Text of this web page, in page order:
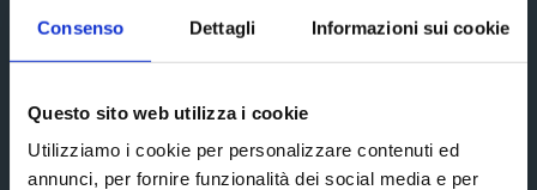
Consenso Dettagli Informazioni sui cookie
Questo sito web utilizza i cookie
Utilizziamo i cookie per personalizzare contenuti ed
annunci, per fornire funzionalità dei social media e per
Informazioni aggiuntive*
Accetto i termini e le condizioni esposte nella
informativa privacy estesa